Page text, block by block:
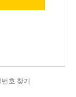
호 찾기